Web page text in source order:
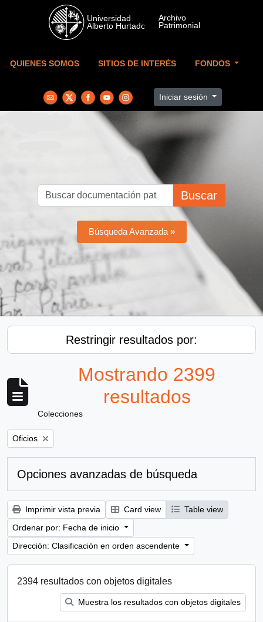
Skip to main content
QUIENES SOMOS SITIOS DE INTERÉS FONDOS
Iniciar sesión
Buscar
Búsqueda Avanzada »
Restringir resultados por:
Mostrando 2399
resultados
Colecciones
Remove filter:
Oficios
Opciones avanzadas de búsqueda
Imprimir vista previa Card view
Table view
Ordenar por: Fecha de inicio
Dirección: Clasificación en orden ascendente
2394 resultados con objetos digitales
Muestra los resultados con objetos digitales